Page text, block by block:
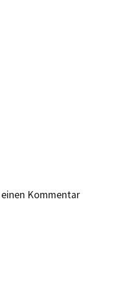
Kommentar